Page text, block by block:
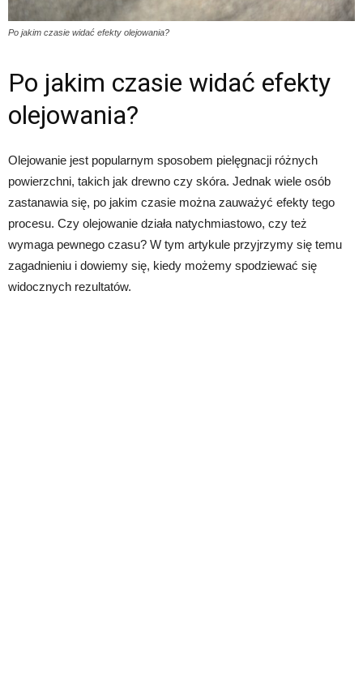
Po jakim czasie widać efekty olejowania?
Po jakim czasie widać efekty
olejowania?
Olejowanie jest popularnym sposobem pielęgnacji różnych
powierzchni, takich jak drewno czy skóra. Jednak wiele osób
zastanawia się, po jakim czasie można zauważyć efekty tego
procesu. Czy olejowanie działa natychmiastowo, czy też
wymaga pewnego czasu? W tym artykule przyjrzymy się temu
zagadnieniu i dowiemy się, kiedy możemy spodziewać się
widocznych rezultatów.